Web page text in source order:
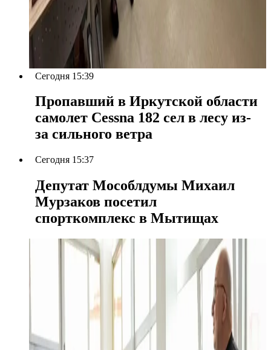
Сегодня 15:39
Пропавший в Иркутской области
самолет Cessna 182 сел в лесу из-
за сильного ветра
Сегодня 15:37
Депутат Мособлдумы Михаил
Мурзаков посетил
спорткомплекс в Мытищах